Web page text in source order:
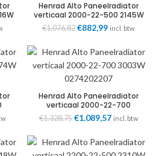
Henrad Alto Paneelradiator
verticaal 2000-22-500 2145W
0274202205
€1.076,82 Oorspronkelijke
was:
€1.076,82.
€882,99 Huidige
is:
€882,99.
incl. btw
Henrad Alto Paneelradiator
verticaal 2000-22-700
3003W 0274202207
€1.328,75 Oorspronkelijke
was:
€1.328,75.
€1.089,57Huidige
is:
€1.089,57.
incl. btw